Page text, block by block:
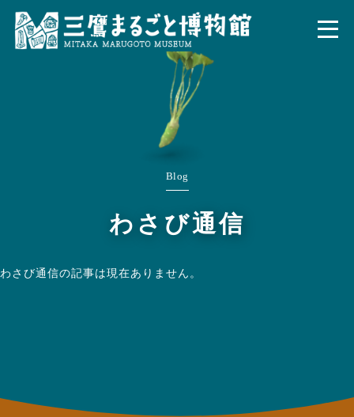
Blog
わさび通信
わさび通信の記事は現在ありません。